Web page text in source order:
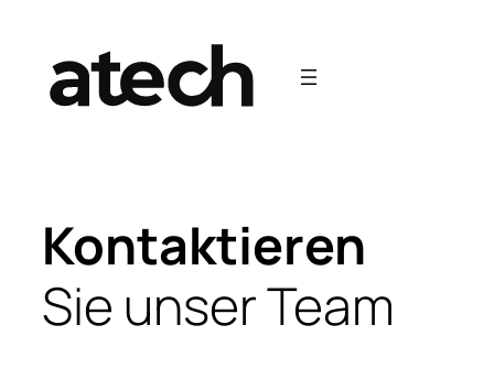
Inhalt
springen
Kontaktieren
Sie unser Team